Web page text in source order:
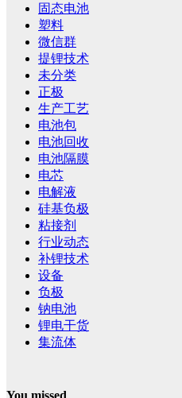
固态电池
塑料
微信群
提锂技术
未分类
正极
生产工艺
电池包
电池回收
电池隔膜
电芯
电解液
硅基负极
粘接剂
行业动态
补锂技术
设备
负极
钠电池
锂电干货
集流体